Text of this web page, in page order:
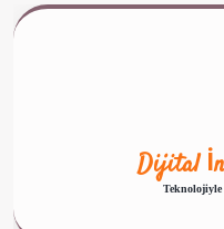
Dijital
Teknolojiyle